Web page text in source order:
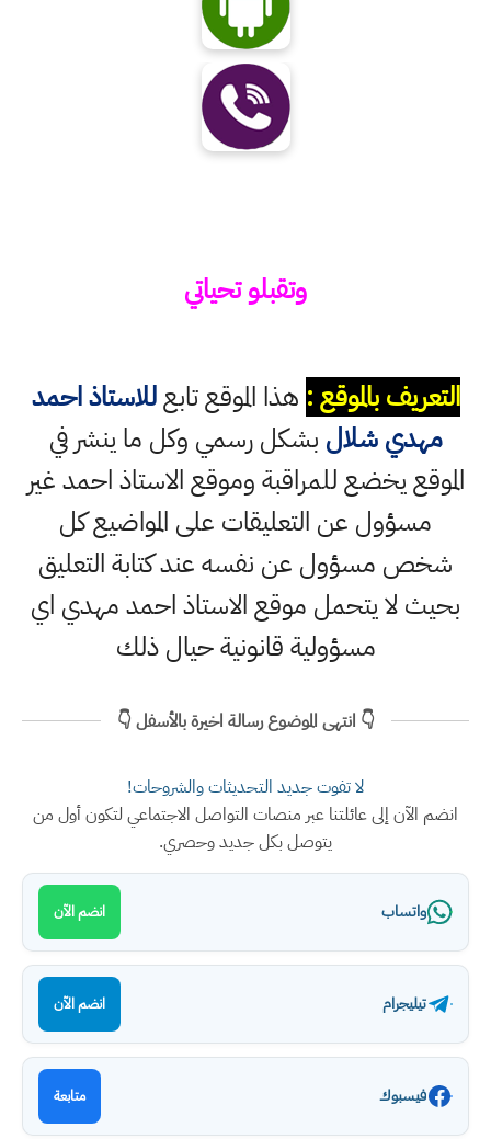
وتقبلو تحياتي
التعريف بالموقع : هذا الموقع تابعللاستاذ احمد
مهدي شلال بشكل رسمي وكل ما ينشر في
الموقع يخضع للمراقبة وموقع الاستاذ احمد غير
مسؤول عن التعليقات على المواضيع كل
شخص مسؤول عن نفسه عند كتابة التعليق
بحيث لا يتحمل موقع الاستاذ احمد مهدي اي
مسؤولية قانونية حيال ذلك
👇 انتهى الموضوع رسالة اخيرة بالأسفل 👇
لا تفوت جديد التحديثات والشروحات!
انضم الآن إلى عائلتنا عبر منصات التواصل الاجتماعي لتكون أول من
يتوصل بكل جديد وحصري.
واتساب انضم الآن
تيليجرام انضم الآن
فيسبوك متابعة